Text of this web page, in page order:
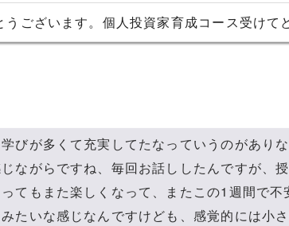
うございます。個人投資家育成コース受けて
びが多くて充実してたなっていうのがあり
ながらですね、毎回お話ししたんですが、
てもまた楽しくなって、またこの1週間で
たいな感じなんですけども、感覚的には小